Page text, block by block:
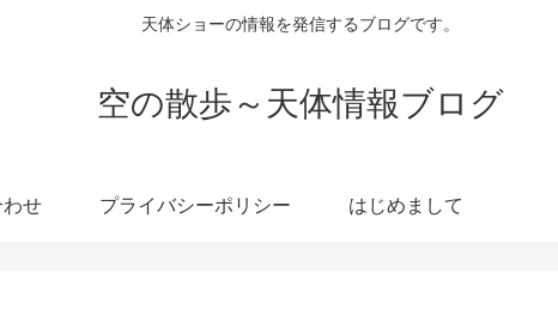
天体ショーの情報を発信するブログです。
空の散歩～天体情報ブログ
わせ プライバシーポリシー はじめまして